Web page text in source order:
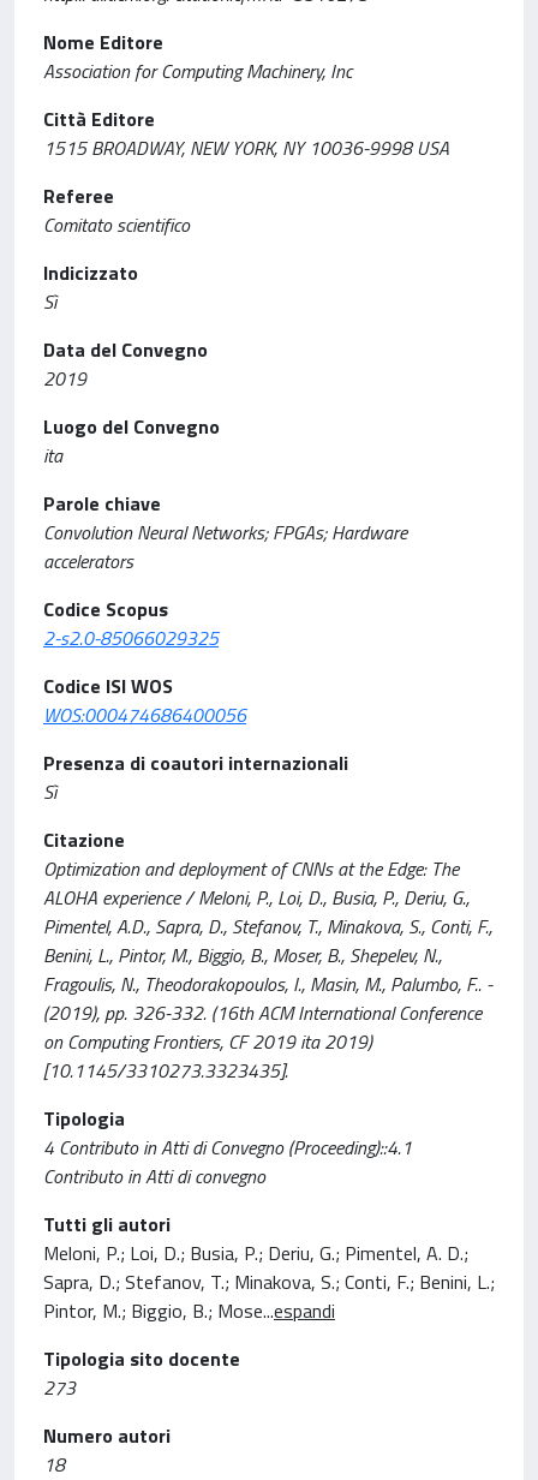
Nome Editore
Association for Computing Machinery, Inc
Città Editore
1515 BROADWAY, NEW YORK, NY 10036-9998 USA
Referee
Comitato scientifico
Indicizzato
Sì
Data del Convegno
2019
Luogo del Convegno
ita
Parole chiave
Convolution Neural Networks; FPGAs; Hardware
accelerators
Codice Scopus
2-s2.0-85066029325
Codice ISI WOS
WOS:000474686400056
Presenza di coautori internazionali
Sì
Citazione
Optimization and deployment of CNNs at the Edge: The
ALOHA experience / Meloni, P., Loi, D., Busia, P., Deriu, G.,
Pimentel, A.D., Sapra, D., Stefanov, T., Minakova, S., Conti, F.,
Benini, L., Pintor, M., Biggio, B., Moser, B., Shepelev, N.,
Fragoulis, N., Theodorakopoulos, I., Masin, M., Palumbo, F.. -
(2019), pp. 326-332. (16th ACM International Conference
on Computing Frontiers, CF 2019 ita 2019)
[10.1145/3310273.3323435].
Tipologia
4 Contributo in Atti di Convegno (Proceeding)::4.1
Contributo in Atti di convegno
Tutti gli autori
Meloni, P.; Loi, D.; Busia, P.; Deriu, G.; Pimentel, A. D.;
Sapra, D.; Stefanov, T.; Minakova, S.; Conti, F.; Benini, L.;
Pintor, M.; Biggio, B.; Mose...espandi
Tipologia sito docente
273
Numero autori
18